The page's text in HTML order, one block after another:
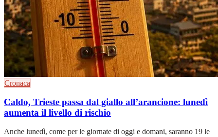
Cronaca
Caldo, Trieste passa dal giallo all’arancione: lunedì
aumenta il livello di rischio
Anche lunedì, come per le giornate di oggi e domani, saranno 19 le